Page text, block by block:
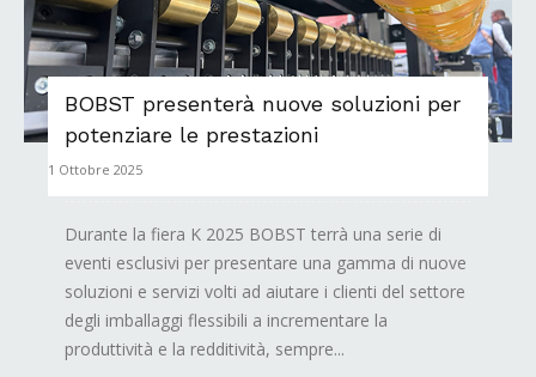
BOBST presenterà nuove soluzioni per
potenziare le prestazioni
1 Ottobre 2025
Durante la fiera K 2025 BOBST terrà una serie di
eventi esclusivi per presentare una gamma di nuove
soluzioni e servizi volti ad aiutare i clienti del settore
degli imballaggi flessibili a incrementare la
produttività e la redditività, sempre...